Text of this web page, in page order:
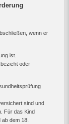
wenn er
ist.
oder
sind und
Für das Kind
dem 18.